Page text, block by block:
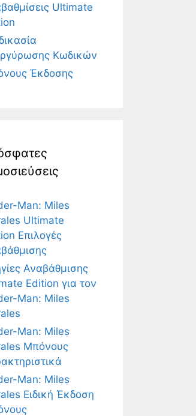
Ultimate
Κωδικών
Έκδοσης
Man: Miles
Ultimate
Επιλογές
Αναβάθμισης
Edition για τον
Man: Miles
Man: Miles
Μπόνους
Man: Miles
Ειδική Έκδοση